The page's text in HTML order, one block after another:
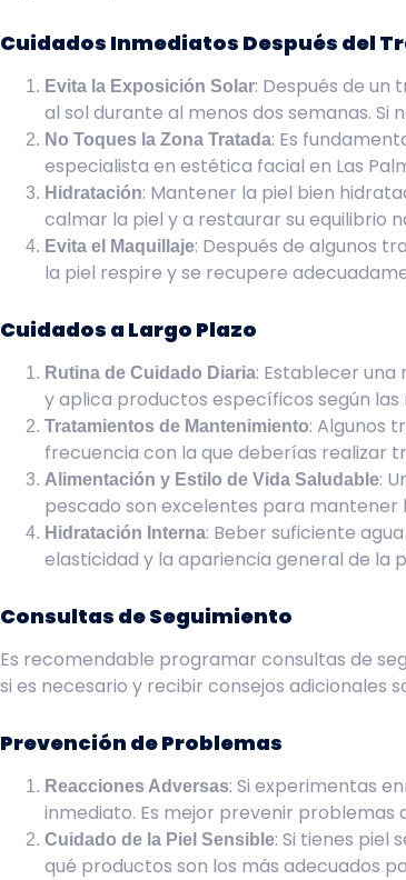
Cuidados Inmediatos Después del
Evita la Exposición Solar: Después de un
al sol durante al menos dos semanas.
No Toques la Zona Tratada: Es
especialista en estética facial en Las
Hidratación: Mantener la piel bien
calmar la piel y a restaurar su equilibrio
Evita el Maquillaje: Después de algunos
la piel respire y se recupere
Cuidados a Largo Plazo
Rutina de Cuidado Diaria: Establecer
y aplica productos específicos según
Tratamientos de Mantenimiento: Algunos
frecuencia con la que deberías realizar
Alimentación y Estilo de Vida Saludable:
pescado son excelentes para mantener
Hidratación Interna: Beber suficiente
elasticidad y la apariencia general de la
Consultas de Seguimiento
Es recomendable programar consultas de
si es necesario y recibir consejos adicionales
Prevención de Problemas
Reacciones Adversas: Si experimentas
inmediato. Es mejor prevenir problemas
Cuidado de la Piel Sensible: Si tienes piel
qué productos son los más adecuados